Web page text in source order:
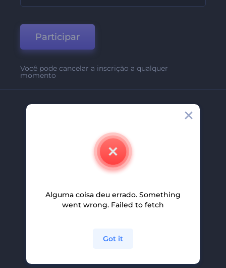
Participar
Você pode cancelar a inscrição a qualquer
momento
Contate-Nos
Carreiras
Programa De Afiliados
Alguma coisa deu errado. Something
went wrong. Failed to fetch
Got it